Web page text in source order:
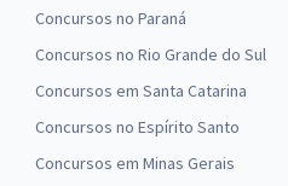
Concursos no Paraná
Concursos no Rio Grande do Sul
Concursos em Santa Catarina
Concursos no Espírito Santo
Concursos em Minas Gerais